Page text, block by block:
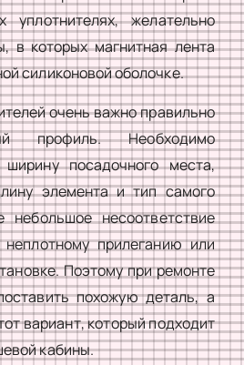
желательно
в которых магнитная лента
силиконовой оболочке.
очень важно правильно
профиль. Необходимо
посадочного места,
элемента и тип самого
небольшое несоответствие
прилеганию или
Поэтому при ремонте
похожую деталь, а
вариант, который подходит
кабины.